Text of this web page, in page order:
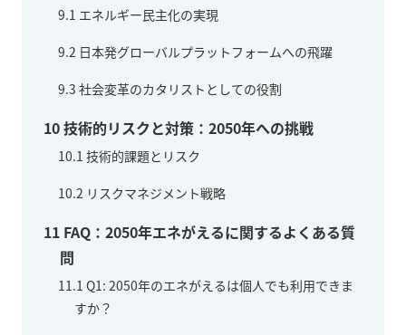
9.1 エネルギー民主化の実現
9.2 日本発グローバルプラットフォームへの飛躍
9.3 社会変革のカタリストとしての役割
10技術的リスクと対策：2050年への挑戦
10.1 技術的課題とリスク
10.2 リスクマネジメント戦略
11 FAQ：2050年エネがえるに関するよくある質
問
11.1 Q1: 2050年のエネがえるは個人でも利用できま
すか？